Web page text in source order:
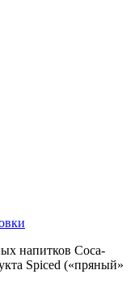
напитков Coca-
Spiced («пряный»